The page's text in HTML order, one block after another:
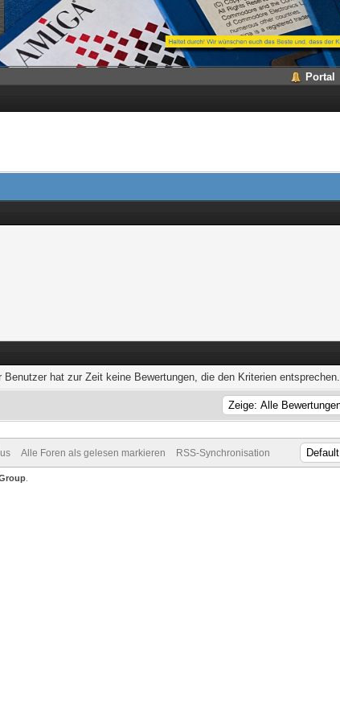
Portal
Benutzer hat zur Zeit keine Bewertungen, die den Kriterien entsprechen.
Alle Foren als gelesen markieren RSS-Synchronisation
.